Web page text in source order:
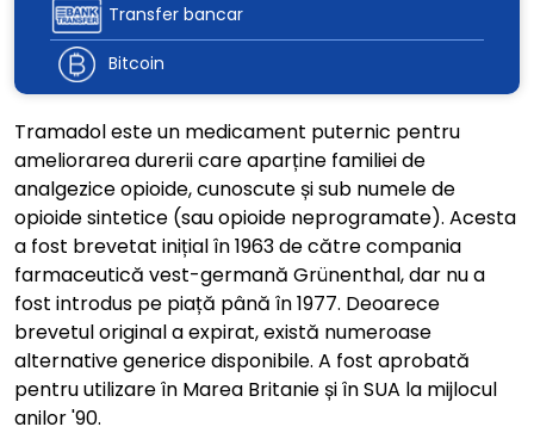
Transfer bancar
Bitcoin
Tramadol este un medicament puternic pentru
ameliorarea durerii care aparține familiei de
analgezice opioide, cunoscute și sub numele de
opioide sintetice (sau opioide neprogramate). Acesta
a fost brevetat inițial în 1963 de către compania
farmaceutică vest-germană Grünenthal, dar nu a
fost introdus pe piață până în 1977. Deoarece
brevetul original a expirat, există numeroase
alternative generice disponibile. A fost aprobată
pentru utilizare în Marea Britanie și în SUA la mijlocul
anilor '90.